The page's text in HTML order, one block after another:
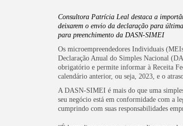
Consultora Patrícia Leal destaca a
deixarem o envio da declaração para
para preenchimento da DASN-SIMEI
Os microempreendedores Individuais
Declaração Anual do Simples Nacional
obrigatório e permite informar à Receita
calendário anterior, ou seja, 2023, e o
A DASN-SIMEI é mais do que uma
seu negócio está em conformidade com a
cumprindo com suas responsabilidades